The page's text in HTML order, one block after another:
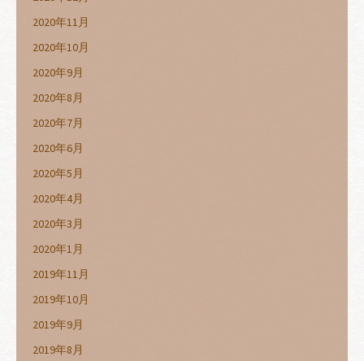
2020年11月
2020年10月
2020年9月
2020年8月
2020年7月
2020年6月
2020年5月
2020年4月
2020年3月
2020年1月
2019年11月
2019年10月
2019年9月
2019年8月